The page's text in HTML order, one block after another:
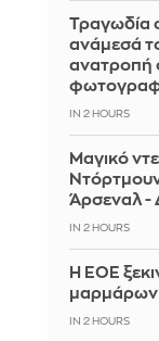
Τραγωδία
ανάμεσά
ανατροπή
IN 2 HOURS
Μαγικό
Άρσεναλ -
IN 2 HOURS
Η ΕΟΕ
μαρμάρων
IN 2 HOURS